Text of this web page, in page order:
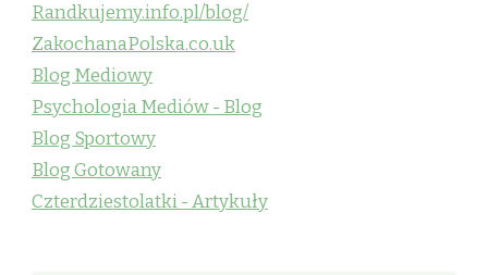
Randkujemy.info.pl/blog/
ZakochanaPolska.co.uk
Blog Mediowy
Psychologia Mediów - Blog
Blog Sportowy
Blog Gotowany
Czterdziestolatki - Artykuły